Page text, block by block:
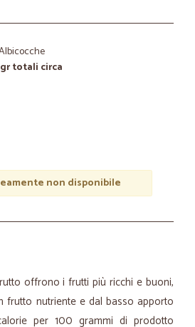
totali circa
non disponibile
offrono i frutti più ricchi e buoni,
frutto nutriente e dal basso apporto
per 100 grammi di prodotto